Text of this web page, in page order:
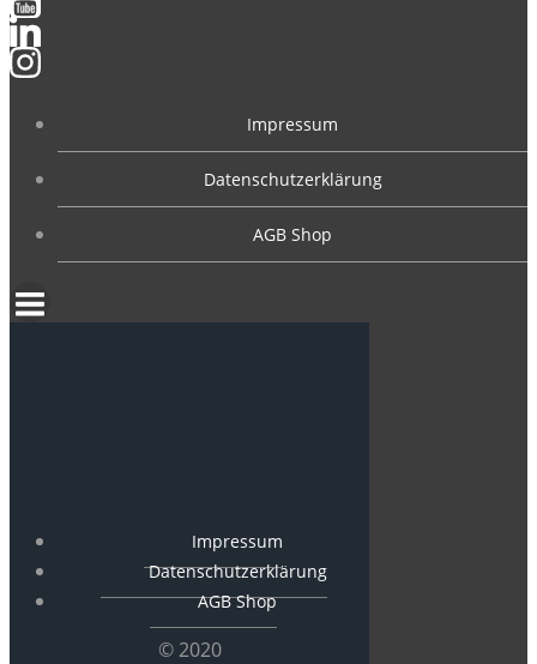
Impressum
Datenschutzerklärung
AGB Shop
Impressum
Datenschutzerklärung
AGB Shop
© 2020